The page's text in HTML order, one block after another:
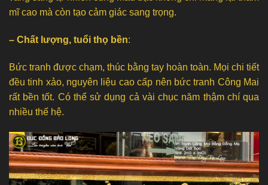
mĩ cao mà còn tạo cảm giác sang trọng.
– Chất lượng, tuổi thọ bền:
Bức tranh được chạm, thúc bằng tay hoàn toàn. Mọi chi tiết
đều tinh xảo, nguyên liệu cao cấp nên bức tranh Công Mai
rất bền tốt. Có thể sử dụng cả vài chục năm thậm chí qua
nhiều thế hệ.